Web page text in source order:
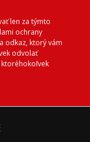
len za týmto
ochrany
odkaz, ktorý vám
odvolať